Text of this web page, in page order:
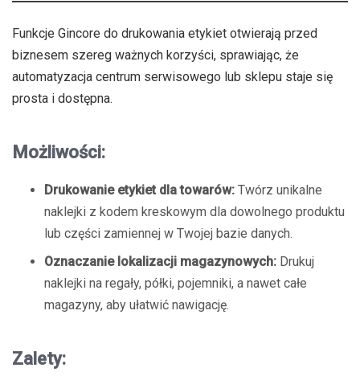
Funkcje Gincore do drukowania etykiet otwierają przed
biznesem szereg ważnych korzyści, sprawiając, że
automatyzacja centrum serwisowego lub sklepu staje się
prosta i dostępna.
Możliwości:
Drukowanie etykiet dla towarów: Twórz unikalne
naklejki z kodem kreskowym dla dowolnego produktu
lub części zamiennej w Twojej bazie danych.
Oznaczanie lokalizacji magazynowych: Drukuj
naklejki na regały, półki, pojemniki, a nawet całe
magazyny, aby ułatwić nawigację.
Zalety: